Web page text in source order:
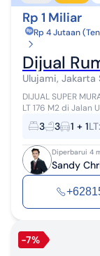
Rp 1 Miliar
Rp 4 Jutaan
Ulujami, Jakarta
DIJUAL SUPER
LT 176 M2 di Jalan
3 3 1 + 1LT:
Diperbarui 4
Sandy
-7%